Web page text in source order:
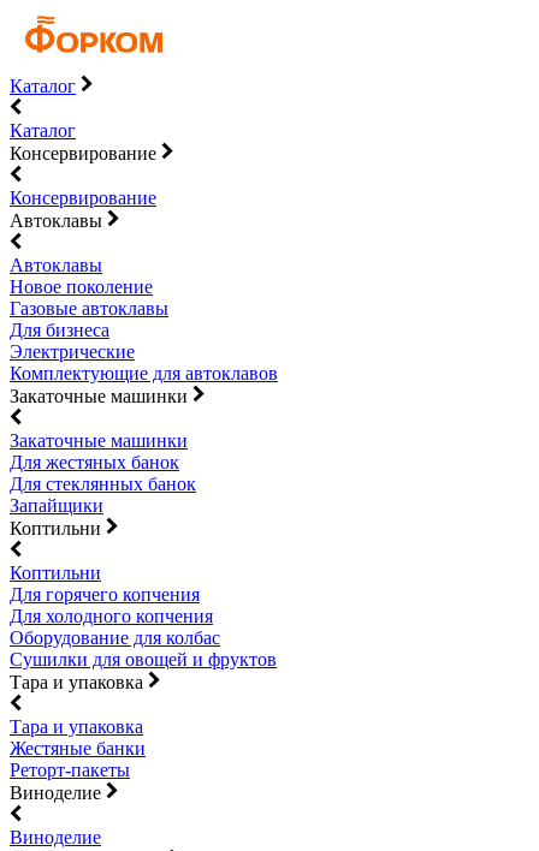
Каталог
Каталог
Консервирование
Консервирование
Автоклавы
Автоклавы
Новое поколение
Газовые автоклавы
Для бизнеса
Электрические
Комплектующие для автоклавов
Закаточные машинки
Закаточные машинки
Для жестяных банок
Для стеклянных банок
Запайщики
Коптильни
Коптильни
Для горячего копчения
Для холодного копчения
Оборудование для колбас
Сушилки для овощей и фруктов
Тара и упаковка
Тара и упаковка
Жестяные банки
Реторт-пакеты
Виноделие
Виноделие